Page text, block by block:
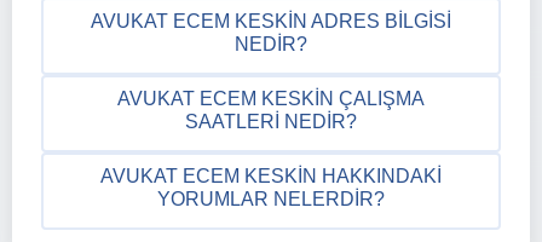
AVUKAT ECEM KESKIN ADRES BILGISI
NEDIR?
AVUKAT ECEM KESKIN ÇALIŞMA
SAATLERI NEDIR?
AVUKAT ECEM KESKIN HAKKINDAKI
YORUMLAR NELERDIR?